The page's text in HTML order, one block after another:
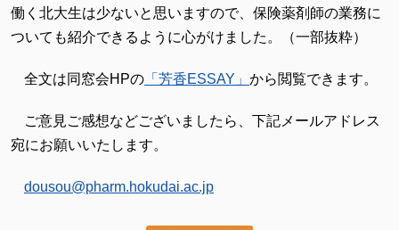
働く北大生は少ないと思いますので、保険薬剤師の業務に
ついても紹介できるように心がけました。（一部抜粋）
全文は同窓会HPの 「芳香ESSAY」 から閲覧できます。
ご意見ご感想などございましたら、下記メールアドレス
宛にお願いいたします。
dousou@pharm.hokudai.ac.jp